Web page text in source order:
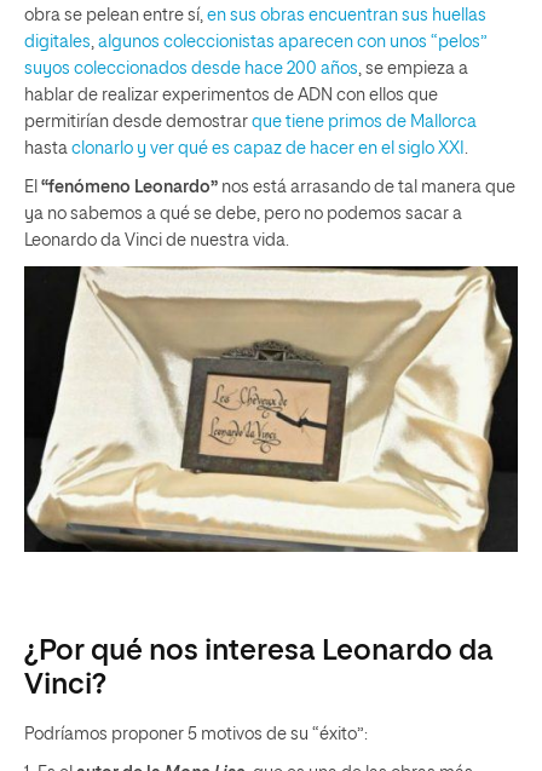
obra se pelean entre sí, en sus obras encuentran sus huellas
digitales, algunos coleccionistas aparecen con unos “pelos”
suyos coleccionados desde hace 200 años, se empieza a
hablar de realizar experimentos de ADN con ellos que
permitirían desde demostrar que tiene primos de Mallorca
hasta clonarlo y ver qué es capaz de hacer en el siglo XXI .
El “fenómeno Leonardo” nos está arrasando de tal manera que
ya no sabemos a qué se debe, pero no podemos sacar a
Leonardo da Vinci de nuestra vida.
¿Por qué nos interesa Leonardo da
Vinci?
Podríamos proponer 5 motivos de su “éxito”: